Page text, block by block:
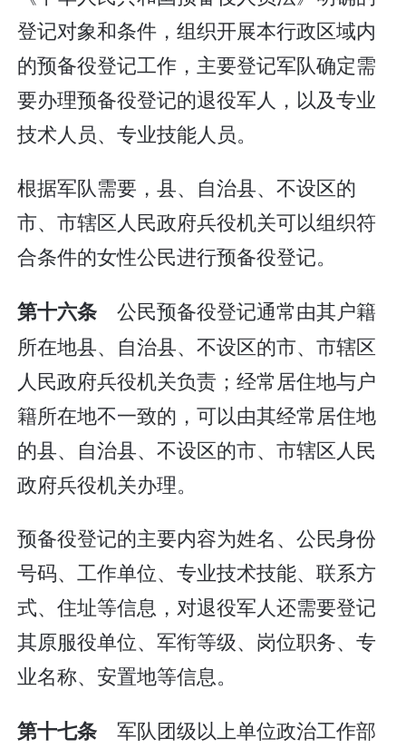
登记对象和条件，组织开展本行政区域内
的预备役登记工作，主要登记军队确定需
要办理预备役登记的退役军人，以及专业
技术人员、专业技能人员。
根据军队需要，县、自治县、不设区的
市、市辖区人民政府兵役机关可以组织符
合条件的女性公民进行预备役登记。
第十六条公民预备役登记通常由其户籍
所在地县、自治县、不设区的市、市辖区
人民政府兵役机关负责；经常居住地与户
籍所在地不一致的，可以由其经常居住地
的县、自治县、不设区的市、市辖区人民
政府兵役机关办理。
预备役登记的主要内容为姓名、公民身份
号码、工作单位、专业技术技能、联系方
式、住址等信息，对退役军人还需要登记
其原服役单位、军衔等级、岗位职务、专
业名称、安置地等信息。
第十七条军队团级以上单位政治工作部